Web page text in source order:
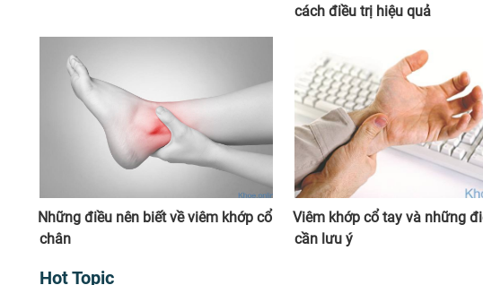
cách điều trị hiệu quả
Những điều nên biết về viêm khớp cổ
chân
Viêm khớp cổ tay và những
cần lưu ý
Hot Topic